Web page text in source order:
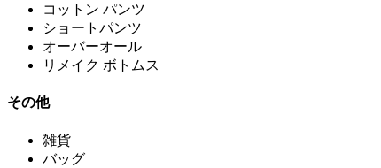
コットン パンツ
ショートパンツ
オーバーオール
リメイク ボトムス
その他
雑貨
バッグ